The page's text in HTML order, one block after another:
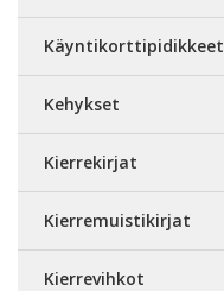
Käyntikorttipidikkeet
Kehykset
Kierrekirjat
Kierremuistikirjat
Kierrevihkot